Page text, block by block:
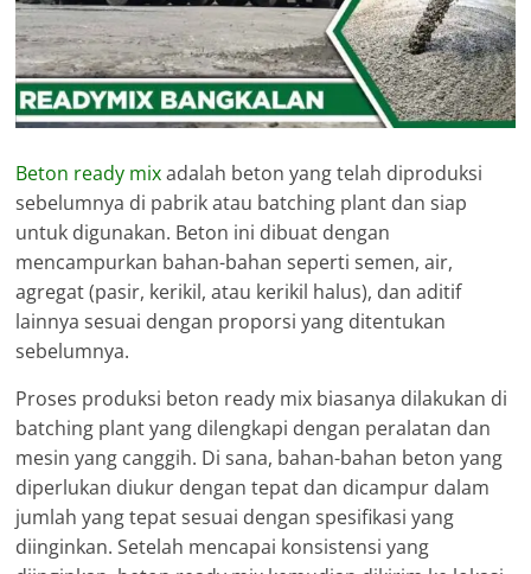
Beton ready mixadalah beton yang telah diproduksi
sebelumnya di pabrik atau batching plant dan siap
untuk digunakan. Beton ini dibuat dengan
mencampurkan bahan-bahan seperti semen, air,
agregat (pasir, kerikil, atau kerikil halus), dan aditif
lainnya sesuai dengan proporsi yang ditentukan
sebelumnya.
Proses produksi beton ready mix biasanya dilakukan di
batching plant yang dilengkapi dengan peralatan dan
mesin yang canggih. Di sana, bahan-bahan beton yang
diperlukan diukur dengan tepat dan dicampur dalam
jumlah yang tepat sesuai dengan spesifikasi yang
diinginkan. Setelah mencapai konsistensi yang